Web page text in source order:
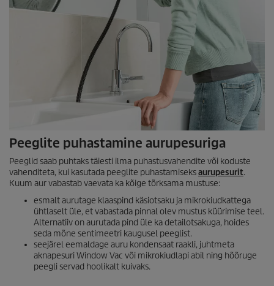
Peeglite puhastamine aurupesuriga
Peeglid saab puhtaks täiesti ilma puhastusvahendite või koduste
vahenditeta, kui kasutada peeglite puhastamiseksaurupesurit.
Kuum aur vabastab vaevata ka kõige tõrksama mustuse:
esmalt aurutage klaaspind käsiotsaku ja mikrokiudkattega
ühtlaselt üle, et vabastada pinnal olev mustus küürimise teel.
Alternatiiv on aurutada pind üle ka detailotsakuga, hoides
seda mõne sentimeetri kaugusel peeglist.
seejärel eemaldage auru kondensaat raakli, juhtmeta
aknapesuri Window Vac või mikrokiudlapi abil ning hõõruge
peegli servad hoolikalt kuivaks.